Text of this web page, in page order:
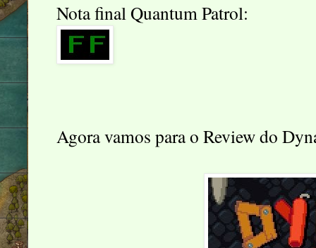
Nota final Quantum Patrol:
Agora vamos para o Review do